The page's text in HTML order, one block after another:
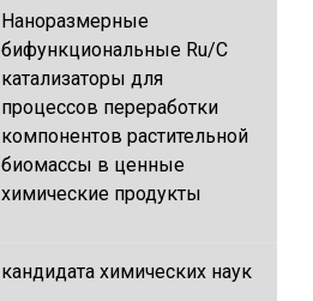
Наноразмерные
бифункциональные Ru/C
катализаторы для
процессов переработки
компонентов растительной
биомассы в ценные
химические продукты
кандидата химических наук